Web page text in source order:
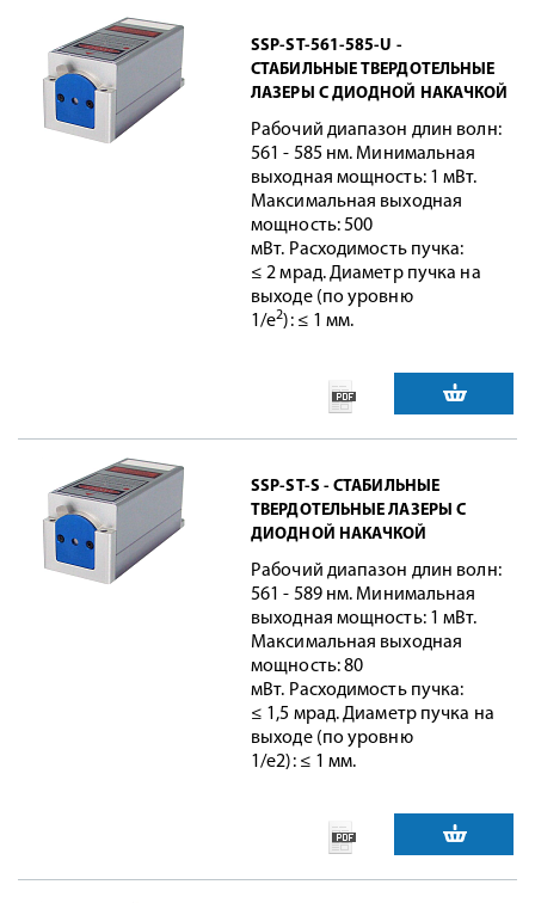
SSP-ST-561-585-U -
СТАБИЛЬНЫЕ ТВЕРДОТЕЛЬНЫЕ
ЛАЗЕРЫ С ДИОДНОЙ НАКАЧКОЙ
Рабочий диапазон длин волн:
561 - 585 нм. Минимальная
выходная мощность: 1 мВт.
Максимальная выходная
мощность: 500
мВт. Расходимость пучка:
≤ 2 мрад. Диаметр пучка на
выходе (по уровню
1/e2): ≤ 1 мм.
SSP-ST-S - СТАБИЛЬНЫЕ
ТВЕРДОТЕЛЬНЫЕ ЛАЗЕРЫ С
ДИОДНОЙ НАКАЧКОЙ
Рабочий диапазон длин волн:
561 - 589 нм. Минимальная
выходная мощность: 1 мВт.
Максимальная выходная
мощность: 80
мВт. Расходимость пучка:
≤ 1,5 мрад. Диаметр пучка на
выходе (по уровню
1/e2): ≤ 1 мм.